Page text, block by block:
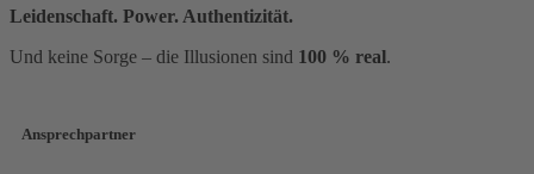
Leidenschaft. Power. Authentizität.
Und keine Sorge – die Illusionen sind 100 % real.
Ansprechpartner